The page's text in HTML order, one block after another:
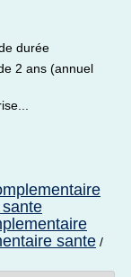
durée
2 ans (annuel
sante /